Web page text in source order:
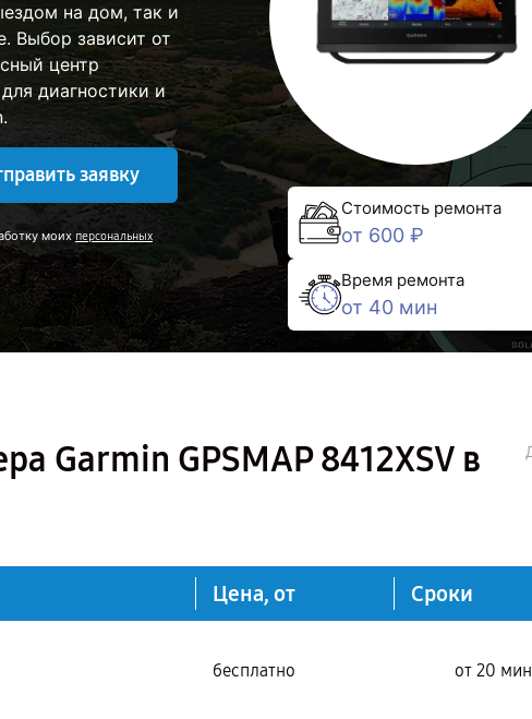
на дом, так и
Выбор зависит от
центр
диагностики и
заявку
моих персональных
Стоимость ремонта
от 600 ₽
Время ремонта
от 40 мин
Garmin GPSMAP 8412XSV в
Цена, от Сроки
бесплатно от 20 мин